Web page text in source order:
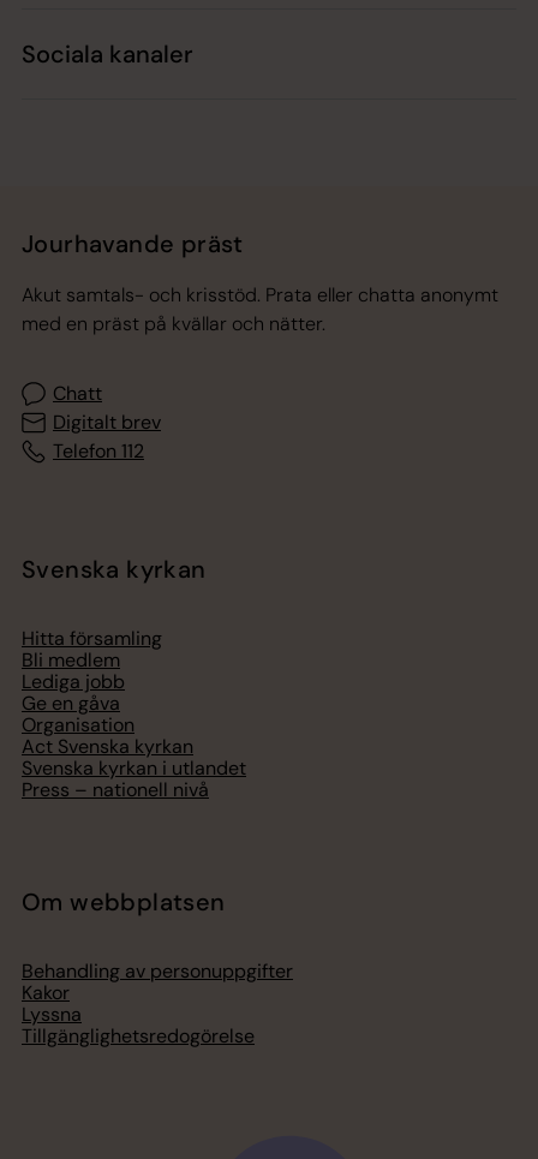
Sociala kanaler
Jourhavande präst
Akut samtals- och krisstöd. Prata eller chatta anonymt
med en präst på kvällar och nätter.
Chatt
Digitalt brev
Telefon 112
Svenska kyrkan
Hitta församling
Bli medlem
Lediga jobb
Ge en gåva
Organisation
Act Svenska kyrkan
Svenska kyrkan i utlandet
Press – nationell nivå
Om webbplatsen
Behandling av personuppgifter
Kakor
Lyssna
Tillgänglighetsredogörelse